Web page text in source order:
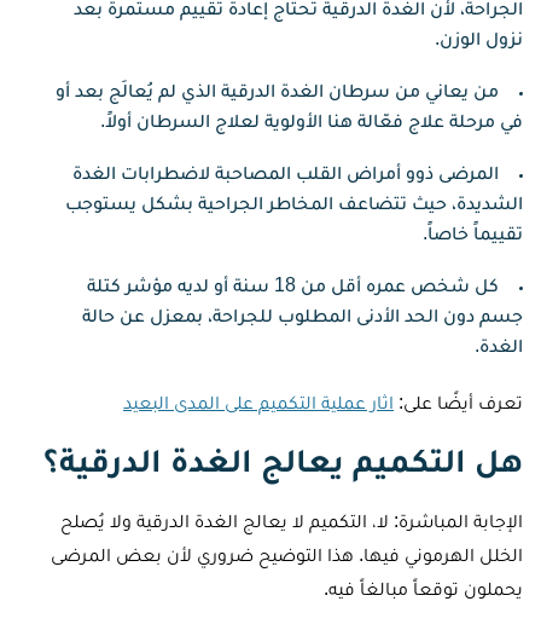
الجراحة، لأن الغدة الدرقية تحتاج إعادة تقييم مستمرة بعد
نزول الوزن.
من يعاني من سرطان الغدة الدرقية الذي لم يُعالَج بعد أو
في مرحلة علاج فعّالة هنا الأولوية لعلاج السرطان أولاً.
المرضى ذوو أمراض القلب المصاحبة لاضطرابات الغدة
الشديدة، حيث تتضاعف المخاطر الجراحية بشكل يستوجب
تقييماً خاصاً.
كل شخص عمره أقل من 18 سنة أو لديه مؤشر كتلة
جسم دون الحد الأدنى المطلوب للجراحة، بمعزل عن حالة
الغدة.
تعرف أيضًا على: اثار عملية التكميم على المدى البعيد
هل التكميم يعالج الغدة الدرقية؟
الإجابة المباشرة: لا، التكميم لا يعالج الغدة الدرقية ولا يُصلح
الخلل الهرموني فيها. هذا التوضيح ضروري لأن بعض المرضى
يحملون توقعاً مبالغاً فيه.